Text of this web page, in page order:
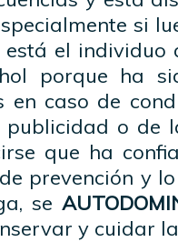
si
está el individuo
porque ha
en caso de
o de
que ha
prevención y
se
y cuidar